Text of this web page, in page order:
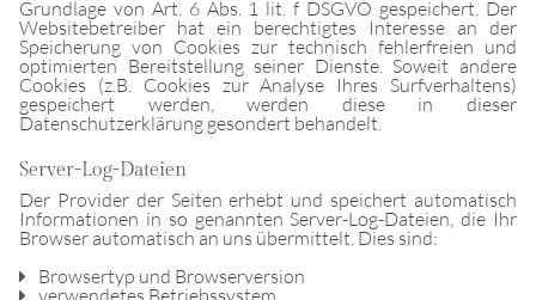
Grundlage von Art. 6 Abs. 1 lit. f DSGVO gespeichert. Der
Websitebetreiber hat ein berechtigtes Interesse an der
Speicherung von Cookies zur technisch fehlerfreien und
optimierten Bereitstellung seiner Dienste. Soweit andere
Cookies (z.B. Cookies zur Analyse Ihres Surfverhaltens)
gespeichert werden, werden diese in dieser
Datenschutzerklärung gesondert behandelt.
Server-Log-Dateien
Der Provider der Seiten erhebt und speichert automatisch
Informationen in so genannten Server-Log-Dateien, die Ihr
Browser automatisch an uns übermittelt. Dies sind:
Browsertyp und Browserversion
verwendetes Betriebssystem